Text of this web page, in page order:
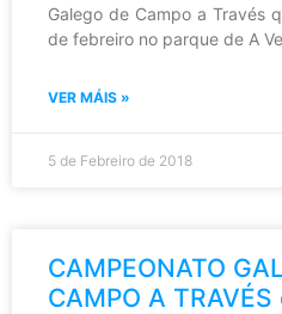
Galego de Campo a Través
de febreiro no parque de A
VER MÁIS »
5 de Febreiro de 2018
CAMPEONATO
CAMPO A